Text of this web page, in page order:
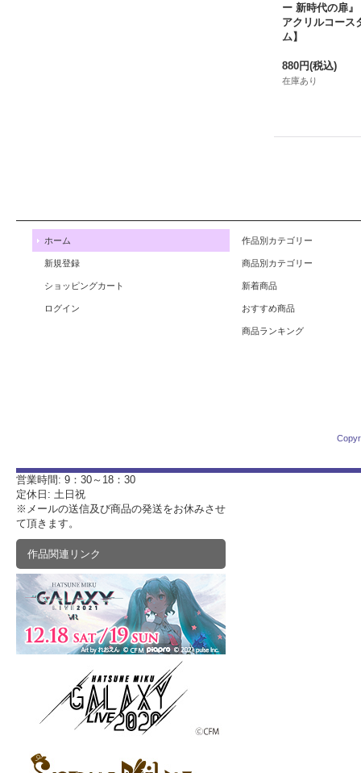
ー 新時代の扉』
アクリルコース
ム】
880円(税込)
在庫あり
ホーム
新規登録
ショッピングカート
ログイン
作品別カテゴリー
商品別カテゴリー
新着商品
おすすめ商品
商品ランキング
営業時間: 9：30～18：30
定休日: 土日祝
※メールの送信及び商品の発送をお休みさせ
て頂きます。
作品関連リンク